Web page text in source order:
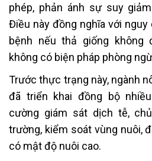
phép, phản ánh sự suy
Điều này đồng nghĩa với
bệnh nếu thả giống không
không có biện pháp phòng
Trước thực trạng này, ngành
đã triển khai đồng bộ
cường giám sát dịch tễ,
trường, kiểm soát vùng nuôi,
có mật độ nuôi cao.